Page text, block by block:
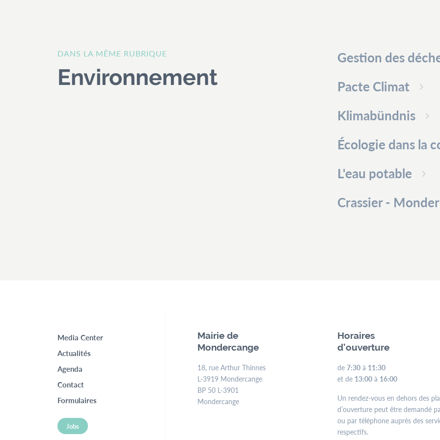
DANS LA MÊME RUBRIQUE
Environnement
Gestion des
Pacte Climat
Klimabündnis
Écologie dans la
L'eau potable
Crassier -
Mairie de
Mondercange
18, rue Arthur Thinnes
L-3919 Mondercange
BP 50 L-3901
Mondercange
Horaires
d’ouverture
de 7:30 à 11:30
et de 13:00 à 16:00
Un rendez-vous en dehors des
d’ouverture peut être demandé
ou par téléphone auprès des
respectifs.
Top
menu
Media Center
Actualités
Agenda
Contact
Formulaires
Jobs